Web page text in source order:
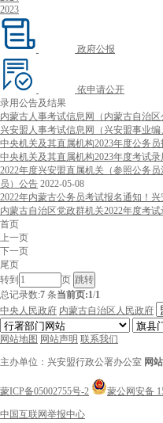
2023
政府公报
依申请公开
录用公告及结果
内蒙古人事考试信息网（内蒙古自治区
兴安盟人事考试信息网（兴安盟事业编
中央机关及其直属机构2023年度公务员
中央机关及其直属机构2023年度考试
2022年度兴安盟直属机关（参照公务
员）公告 2022-05-08
2022年内蒙古公务员考试报名通知！兴
内蒙古自治区党政群机关2022年度考
首页
上一页
下一页
尾页
转到
页
总记录数:7 条当前页:1/1
中央人民政府 内蒙古自治区人民政府
网站地图 网站声明 联系我们
主办单位：兴安盟行政公署办公室 网
蒙ICP备05002755号-2 蒙公网安备
中国互联网举报中心